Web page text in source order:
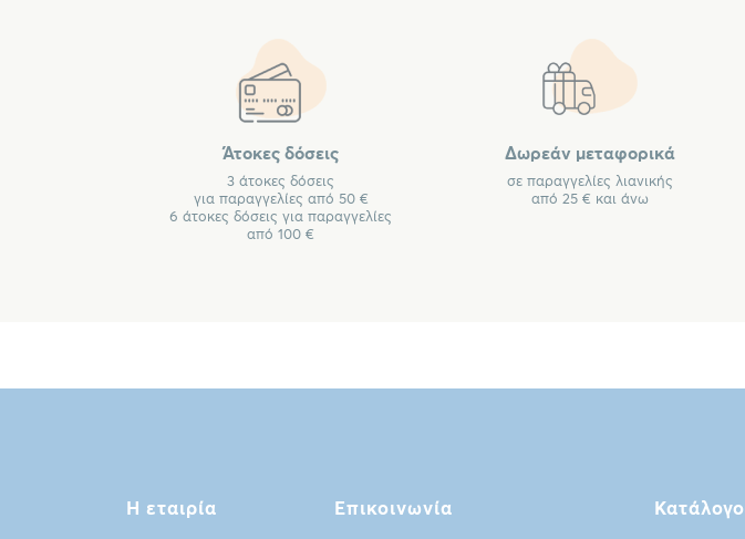
Άτοκες δόσεις
3 άτοκες δόσεις
για παραγγελίες από 50 €
6 άτοκες δόσεις για παραγγελίες
από 100 €
Δωρεάν μεταφορικά
σε παραγγελίες λιανικής
από 25 € και άνω
Η εταιρία Επικοινωνία